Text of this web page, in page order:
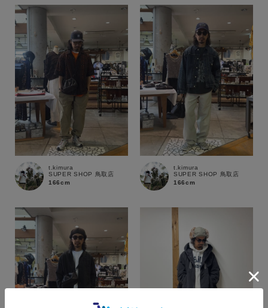
t.kimura
SUPER SHOP 鳥取店
166cm
t.kimura
SUPER SHOP 鳥取店
166cm